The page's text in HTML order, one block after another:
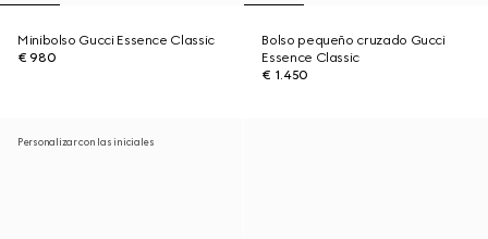
Minibolso Gucci Essence Classic
€ 980
Bolso pequeño cruzado Gucci
Essence Classic
€ 1.450
Personalizar con las iniciales